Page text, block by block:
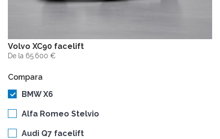
Volvo XC90 facelift
De la 65.600 €
Compara
BMW X6
Alfa Romeo Stelvio
Audi Q7 facelift